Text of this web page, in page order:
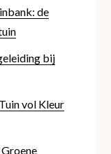
de
bij
vol Kleur